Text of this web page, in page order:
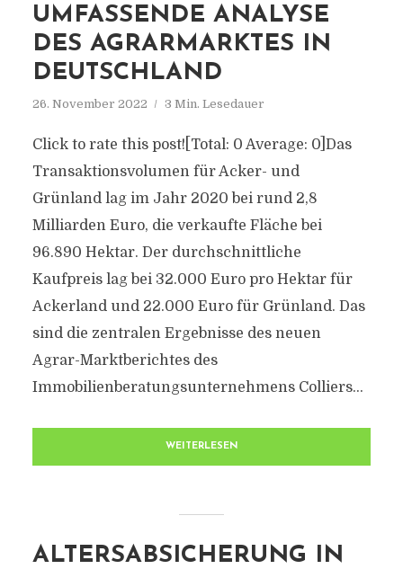
UMFASSENDE ANALYSE
DES AGRARMARKTES IN
DEUTSCHLAND
26. November 2022 3 Min. Lesedauer
Click to rate this post![Total: 0 Average: 0]Das
Transaktionsvolumen für Acker- und
Grünland lag im Jahr 2020 bei rund 2,8
Milliarden Euro, die verkaufte Fläche bei
96.890 Hektar. Der durchschnittliche
Kaufpreis lag bei 32.000 Euro pro Hektar für
Ackerland und 22.000 Euro für Grünland. Das
sind die zentralen Ergebnisse des neuen
Agrar-Marktberichtes des
Immobilienberatungsunternehmens Colliers...
WEITERLESEN
ALTERSABSICHERUNG IN